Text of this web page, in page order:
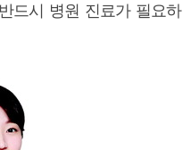
드시 병원 진료가 필요하